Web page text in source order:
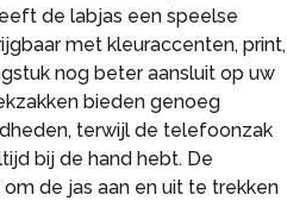
de labjas een speelse
met kleuraccenten, print,
nog beter aansluit op uw
bieden genoeg
terwijl de telefoonzak
bij de hand hebt. De
de jas aan en uit te trekken